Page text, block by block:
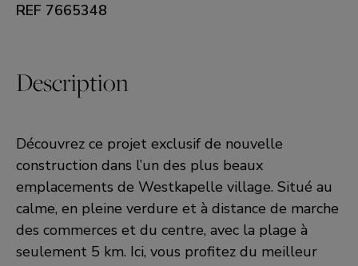
REF 7665348
Description
Découvrez ce projet exclusif de nouvelle
construction dans l’un des plus beaux
emplacements de Westkapelle village. Situé au
calme, en pleine verdure et à distance de marche
des commerces et du centre, avec la plage à
seulement 5 km. Ici, vous profitez du meilleur